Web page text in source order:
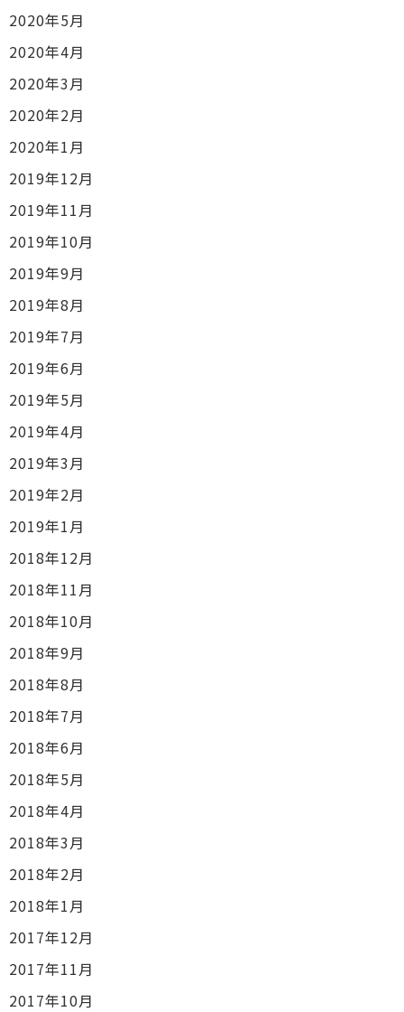
2020年5月
2020年4月
2020年3月
2020年2月
2020年1月
2019年12月
2019年11月
2019年10月
2019年9月
2019年8月
2019年7月
2019年6月
2019年5月
2019年4月
2019年3月
2019年2月
2019年1月
2018年12月
2018年11月
2018年10月
2018年9月
2018年8月
2018年7月
2018年6月
2018年5月
2018年4月
2018年3月
2018年2月
2018年1月
2017年12月
2017年11月
2017年10月